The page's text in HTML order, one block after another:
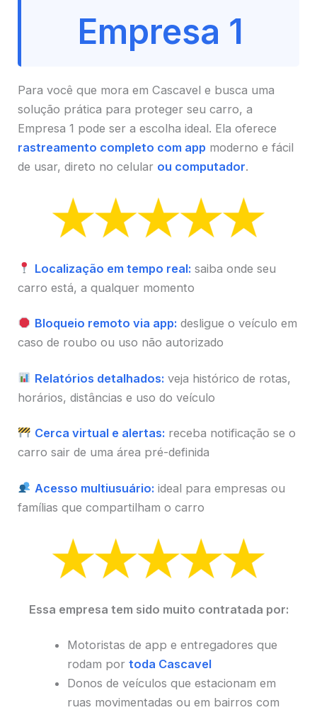
Empresa 1
Para você que mora em Cascavel e busca uma
solução prática para proteger seu carro, a
Empresa 1 pode ser a escolha ideal. Ela oferece
rastreamento completo com app moderno e fácil
de usar, direto no celular ou computador.
Localização em tempo real: saiba onde seu
carro está, a qualquer momento
Bloqueio remoto via app: desligue o veículo em
caso de roubo ou uso não autorizado
Relatórios detalhados: veja histórico de rotas,
horários, distâncias e uso do veículo
Cerca virtual e alertas: receba notificação se o
carro sair de uma área pré-definida
Acesso multiusuário: ideal para empresas ou
famílias que compartilham o carro
Essa empresa tem sido muito contratada por:
Motoristas de app e entregadores que
rodam por toda Cascavel
Donos de veículos que estacionam em
ruas movimentadas ou em bairros com